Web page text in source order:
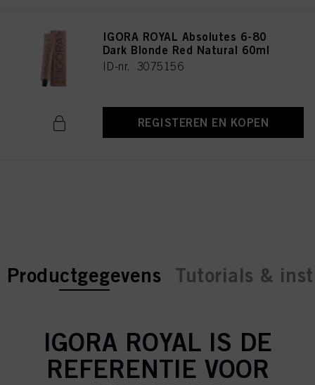
IGORA ROYAL Absolutes 6-80
Dark Blonde Red Natural 60ml
ID-nr. 3075156
REGISTEREN EN KOPEN
current tab:
current tab:
Productgegevens Tutorials &
IGORA ROYAL IS DE
REFERENTIE VOOR